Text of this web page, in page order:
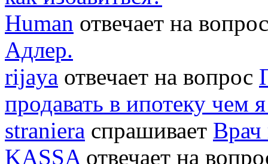
Human отвечает на
Адлер.
rijaya отвечает на вопрос
продавать в ипотеку чем
straniera спрашивает Врач
KASSA отвечает на